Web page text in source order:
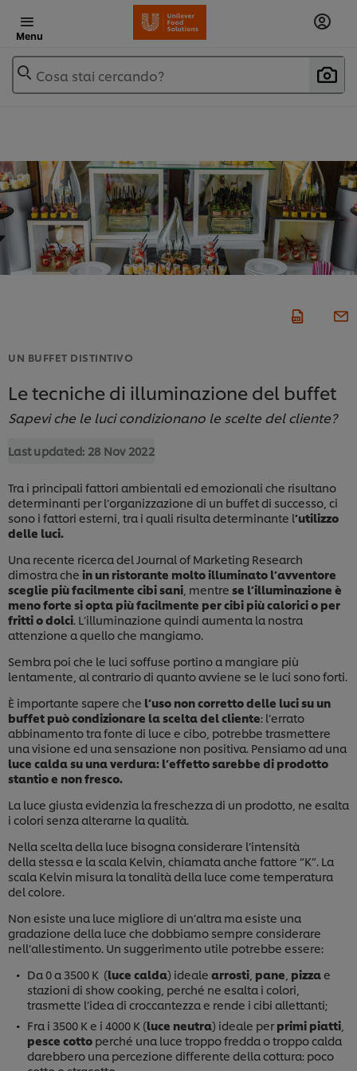
Menu
Cosa stai cercando?
UN BUFFET DISTINTIVO
Le tecniche di illuminazione del buffet
Sapevi che le luci condizionano le scelte del cliente?
Last updated: 28 Nov 2022
Tra i principali fattori ambientali ed emozionali che risultano
determinanti per l’organizzazione di un buffet di successo, ci
sono i fattori esterni, tra i quali risulta determinante l’utilizzo
delle luci.
Una recente ricerca del Journal of Marketing Research
dimostra che in un ristorante molto illuminato l’avventore
sceglie più facilmente cibi sani , mentre se l’illuminazione è
meno forte si opta più facilmente per cibi più calorici o per
fritti o dolci . L’illuminazione quindi aumenta la nostra
attenzione a quello che mangiamo.
Sembra poi che le luci soffuse portino a mangiare più
lentamente, al contrario di quanto avviene se le luci sono forti.
È importante sapere che l’uso non corretto delle luci su un
buffet può condizionare la scelta del cliente: l’errato
abbinamento tra fonte di luce e cibo, potrebbe trasmettere
una visione ed una sensazione non positiva. Pensiamo ad una
luce calda su una verdura: l’effetto sarebbe di prodotto
stantio e non fresco.
La luce giusta evidenzia la freschezza di un prodotto, ne esalta
i colori senza alterarne la qualità.
Nella scelta della luce bisogna considerare l’intensità
della stessa e la scala Kelvin, chiamata anche fattore “K”. La
scala Kelvin misura la tonalità della luce come temperatura
del colore.
Non esiste una luce migliore di un’altra ma esiste una
gradazione della luce che dobbiamo sempre considerare
nell’allestimento. Un suggerimento utile potrebbe essere:
Da 0 a 3500 K (luce calda) ideale arrosti pane pizza e
stazioni di show cooking, perché ne esalta i colori,
trasmette l’idea di croccantezza e rende i cibi allettanti;
Fra i 3500 K e i 4000 K (luce neutra) ideale perprimi piatti
pesce cotto perché una luce troppo fredda o troppo calda
darebbero una percezione differente della cottura: poco
Usiamo cookies e tecnologie simili – anche di terze
parti – per migliorare la tua esperienza online sul
nostro sito, beneficiare di alcune opportunità (come
salvare la tua "shopping basket" online) e – previo
consenso – fornire funzionalità di social media